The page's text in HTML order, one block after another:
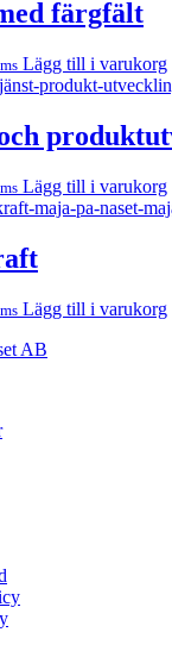
färgfält
Lägg till i varukorg
Lägg till i varukorg
Lägg till i varukorg